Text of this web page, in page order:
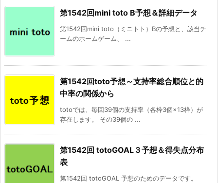
第1542回mini toto B予想＆詳細データ
第1542回mini toto（ミニトト）Bの予想と、該当チ
ームのホームゲーム、 ...
第1542回toto予想～支持率総合順位と的
中率の関係から
totoでは、毎回39個の支持率（各枠3個×13枠）が
存在します。 その39個の ...
第1542回 totoGOAL３予想＆得失点分布
表
第1542回 totoGOAL 予想のためのデータです。